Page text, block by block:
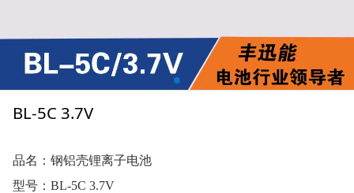
BL-5C 3.7V
品名：钢铝壳锂离子电池
型号：BL-5C 3.7V